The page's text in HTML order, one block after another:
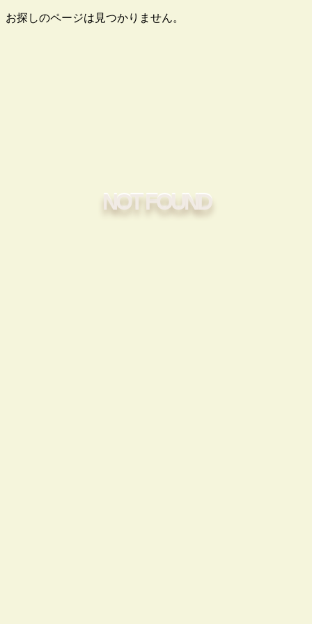
NOT FOUND
お探しのページは見つかりません。